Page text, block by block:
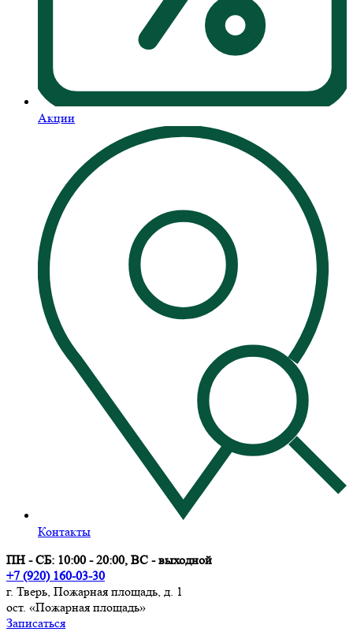
Акции
Контакты
ПН - СБ: 10:00 - 20:00, ВС - выходной
+7 (920) 160-03-30
г. Тверь, Пожарная площадь, д. 1
ост. «Пожарная площадь»
Записаться